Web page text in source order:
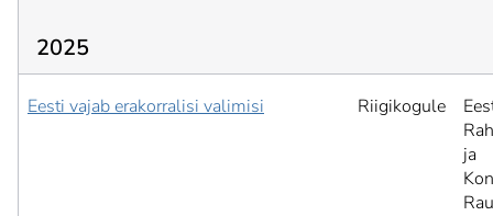
2025
Eesti vajab erakorralisi valimisi Riigikogule
ja